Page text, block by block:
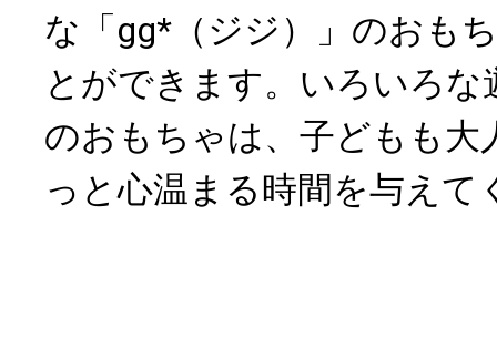
な「gg*（ジジ）」のおも
とができます。いろいろ
のおもちゃは、子どもも大
っと心温まる時間を与えて